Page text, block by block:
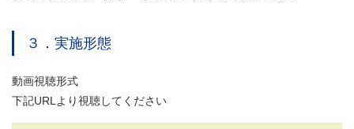
３．実施形態
動画視聴形式
下記URLより視聴してください